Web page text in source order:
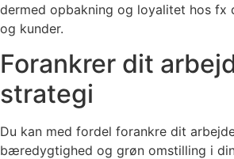
dermed opbakning og loyalitet hos fx
og kunder.
Forankrer dit
strategi
Du kan med fordel forankre dit
bæredygtighed og grøn omstilling i